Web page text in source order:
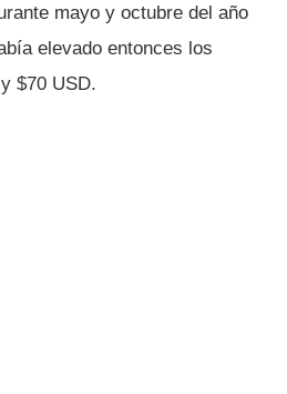
mayo y octubre del año
elevado entonces los
$70 USD.